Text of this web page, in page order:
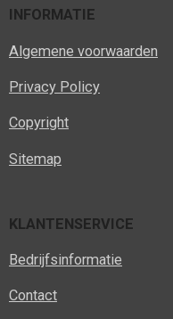
INFORMATIE
Algemene voorwaarden
Privacy Policy
Copyright
Sitemap
KLANTENSERVICE
Bedrijfsinformatie
Contact